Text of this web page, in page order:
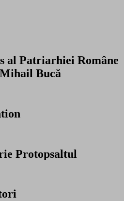
al Patriarhiei Române
Bucă
Protopsaltul